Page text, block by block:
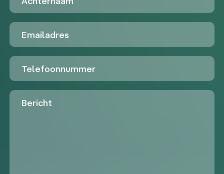
Emailadres
Telefoon
Untitled